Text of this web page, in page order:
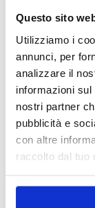
Questo sito
Utilizziamo i
annunci, per
analizzare il
informazioni
nostri partner
pubblicità e
con altre
raccolto dal tuo
Un altro
velluto , un
con la
profondi come
marrone per